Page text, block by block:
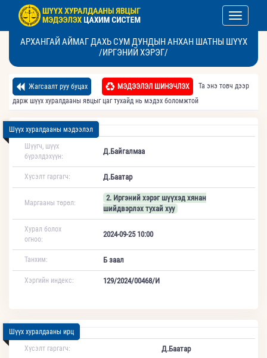
Toggle
АРХАНГАЙ АЙМАГ ДАХЬ СУМ ДУНДЫН АНХАН ШАТНЫ ШҮҮХ
/ИРГЭНИЙ ХЭРЭГ/
Жагсаалт руу буцах МЭДЭЭЛЭЛ ШИНЭЧЛЭХ
Та энэ товч дээр
дарж шүүх хуралдааны явцыг цаг тухайд нь мэдэх боломжтой
Шүүх хуралдааны мэдээлэл
Шүүгч, шүүх
бүрэлдэхүүн:
Д.Байгалмаа
Хүсэлт гаргагч: Д.Баатар
Маргааны төрөл:
2. Иргэний хэрэг шүүхэд хянан
шийдвэрлэх тухай хуу
Хурал болох
огноо:
2024-09-25 10:00
Танхим: Б заал
Хэргийн индекс: 129/2024/00468/И
Шүүх хуралдааны ирц
Хүсэлт гаргагч:
Д.Баатар